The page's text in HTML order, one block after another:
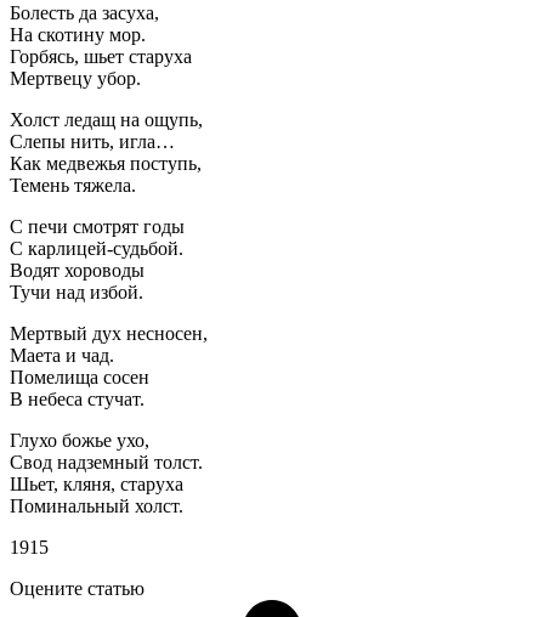
Болесть да засуха,
На скотину мор.
Горбясь, шьет старуха
Мертвецу убор.
Холст ледащ на ощупь,
Слепы нить, игла…
Как медвежья поступь,
Темень тяжела.
С печи смотрят годы
С карлицей-судьбой.
Водят хороводы
Тучи над избой.
Мертвый дух несносен,
Маета и чад.
Помелища сосен
В небеса стучат.
Глухо божье ухо,
Свод надземный толст.
Шьет, кляня, старуха
Поминальный холст.
1915
Оцените статью